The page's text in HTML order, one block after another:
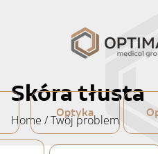
Optyka
Skóra tłusta
Home /Twój problem